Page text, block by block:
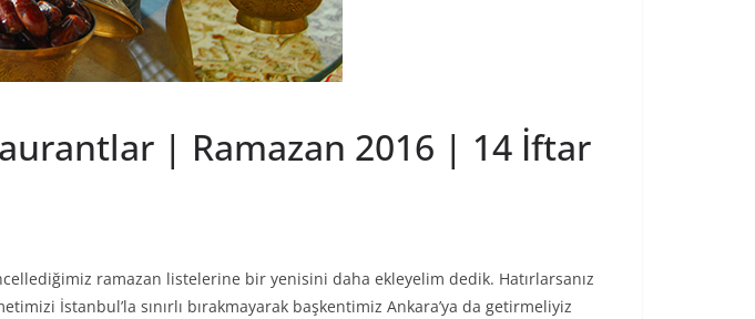
| Ramazan 2016 | 14 İftar
ramazan listelerine bir yenisini daha ekleyelim dedik. Hatırlarsanız
İstanbul’la sınırlı bırakmayarak başkentimiz Ankara’ya da getirmeliyiz